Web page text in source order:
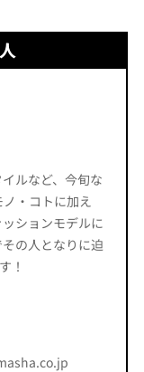
ルなど、今旬な
・コトに加え
ションモデルに
の人となりに迫
！